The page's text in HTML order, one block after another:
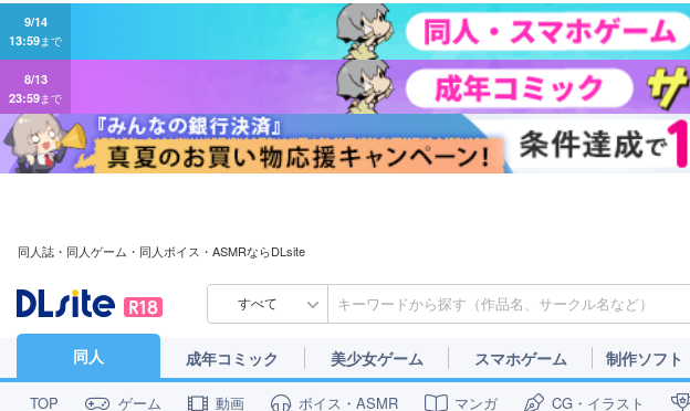
9/14
13:59まで
8/13
23:59まで
同人誌・同人ゲーム・同人ボイス・ASMRならDLsite
すべて
同人 成年コミック 美少女ゲーム スマホゲーム 制作ソフト
TOP ゲーム 動画 ボイス・ASMR マンガ CG・イラスト